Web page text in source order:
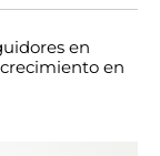
en
en